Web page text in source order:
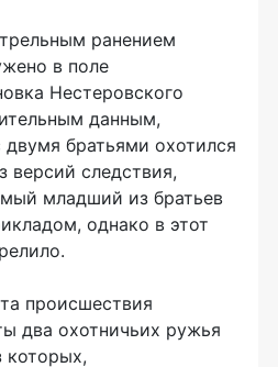
ранением
в поле
Нестеровского
данным,
братьями охотился
версий следствия,
младший из братьев
однако в этот
происшествия
два охотничьих ружья
которых,